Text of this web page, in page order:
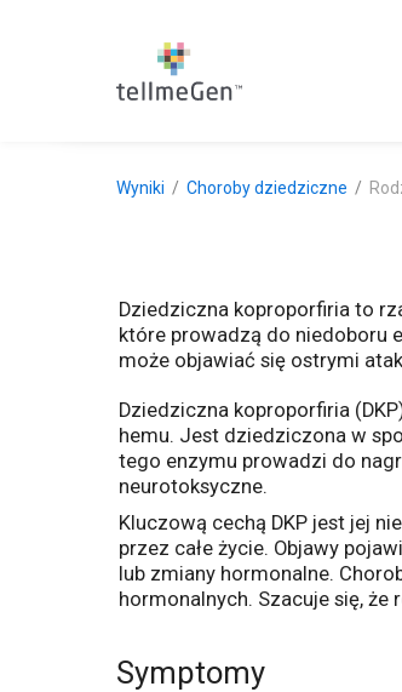
Wyniki Choroby dziedziczne
Dziedziczna koproporfiria to
które prowadzą do niedoboru
może objawiać się ostrymi
Dziedziczna koproporfiria
hemu. Jest dziedziczona w
tego enzymu prowadzi do
neurotoksyczne.
Kluczową cechą DKP jest jej
przez całe życie. Objawy
lub zmiany hormonalne.
hormonalnych. Szacuje się, że
Symptomy